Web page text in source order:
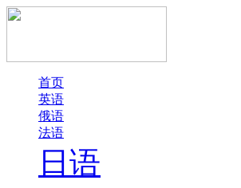
首页
英语
俄语
法语
日语